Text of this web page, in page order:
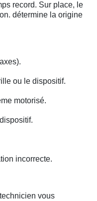
record. Sur place, le
détermine la origine
ou le dispositif.
motorisé.
incorrecte.
vous